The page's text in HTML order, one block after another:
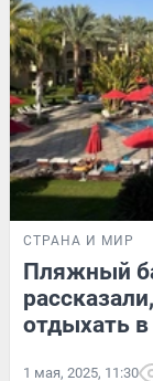
СТРАНА И МИР
Пляжный
отдыхать
1 мая, 2025, 11:30